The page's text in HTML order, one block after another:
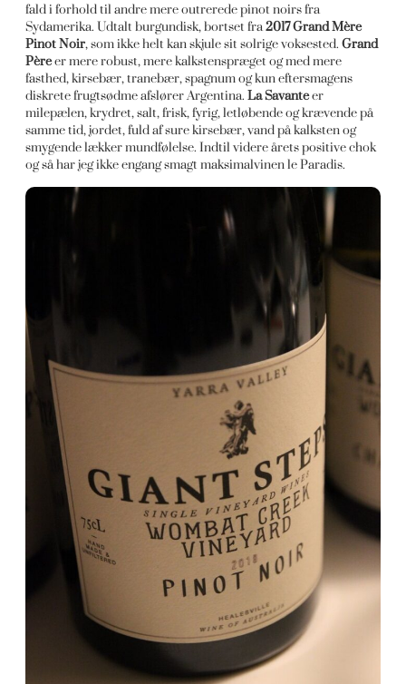
fald i forhold til andre mere outrerede pinot noirs fra
Sydamerika. Udtalt burgundisk, bortset fra2017 Grand Mère
Pinot Noir, som ikke helt kan skjule sit solrige voksested.Grand
Pèreer mere robust, mere kalkstenspræget og med mere
fasthed, kirsebær, tranebær, spagnum og kun eftersmagens
diskrete frugtsødme afslører Argentina.La Savanteer
milepælen, krydret, salt, frisk, fyrig, letløbende og krævende på
samme tid, jordet, fuld af sure kirsebær, vand på kalksten og
smygende lækker mundfølelse. Indtil videre årets positive chok
og så har jeg ikke engang smagt maksimalvinen le Paradis.